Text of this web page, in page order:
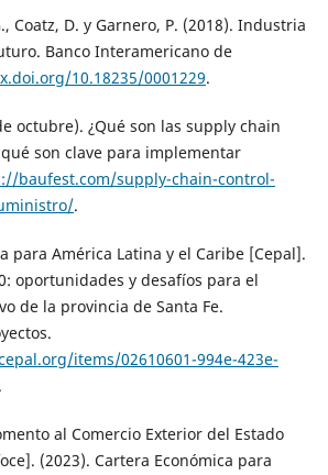
Coatz, D. y Garnero, P. (2018). Industria
Banco Interamericano de
10.18235/0001229.
octubre). ¿Qué son las supply chain
son clave para implementar
baufest.com/supply-chain-control-
.
para América Latina y el Caribe [Cepal].
oportunidades y desafíos para el
de la provincia de Santa Fe.
items/02610601-994e-423e-
.
al Comercio Exterior del Estado
(2023). Cartera Económica para